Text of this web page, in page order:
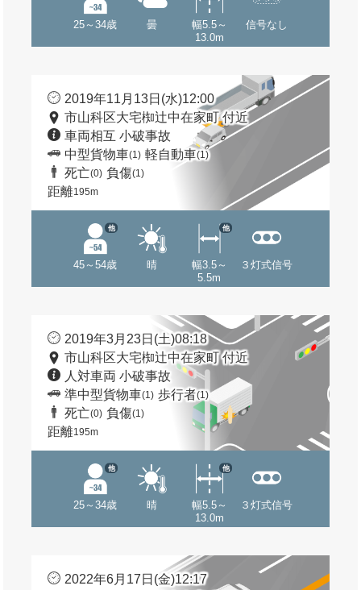
25～34歳 曇
幅5.5～
13.0m
信号なし
2019年11月13日(水)12:00
市山科区大宅椥辻中在家町 付近
車両相互 小破事故
中型貨物車(1) 軽自動車(1)
死亡(0) 負傷(1)
距離195m
45～54歳
他
晴
幅3.5～
5.5m
他
３灯式信号
2019年3月23日(土)08:18
市山科区大宅椥辻中在家町 付近
人対車両 小破事故
準中型貨物車(1) 歩行者(1)
死亡(0) 負傷(1)
距離195m
25～34歳
他
晴
幅5.5～
13.0m
他
３灯式信号
2022年6月17日(金)12:17